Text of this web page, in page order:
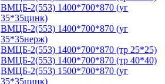
ВМЦБ-2(553) 1400*700*870 (уг
35*35цинк)
ВМЦБ-2(553) 1400*700*870 (уг
35*35нерж)
ВМЦБ-2(553) 1400*700*870 (тр 25*25)
ВМЦБ-2(553) 1400*700*870 (тр 40*40)
ВМЦБ-2(553) 1500*700*870 (уг
35*35цинк)